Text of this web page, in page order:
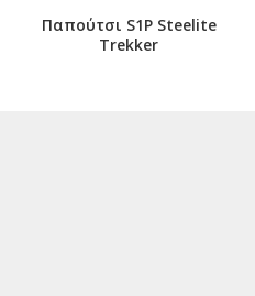
Παπούτσι S1P Steelite
Trekker